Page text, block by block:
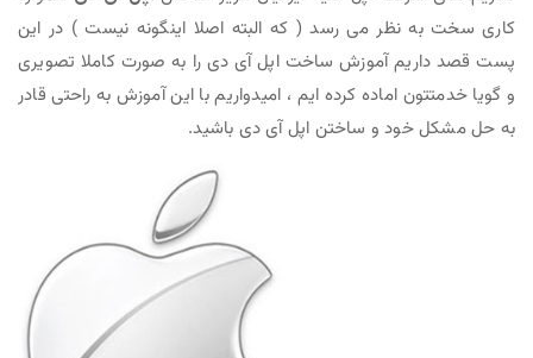
کاری سخت به نظر می رسد ( که البته اصلا اینگونه نیست ) در این
پست قصد داریم آموزش ساخت اپل آی دی را به صورت کاملا تصویری
و گویا خدمتتون اماده کرده ایم ، امیدواریم با این آموزش به راحتی قادر
به حل مشکل خود و ساختن اپل آی دی باشید.